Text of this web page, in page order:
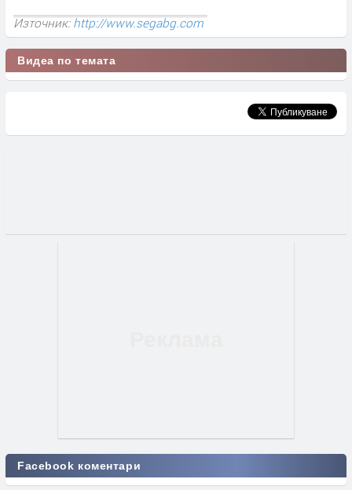
Източник:http://www.segabg.com
Видеа по темата
Facebook коментари